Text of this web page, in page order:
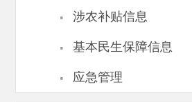
· 涉农补贴信息
· 基本民生保障信息
· 应急管理